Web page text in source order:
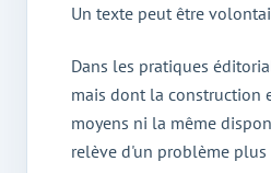
Un texte peut être
Dans les pratiques
mais dont la construction
moyens ni la même
relève d'un problème